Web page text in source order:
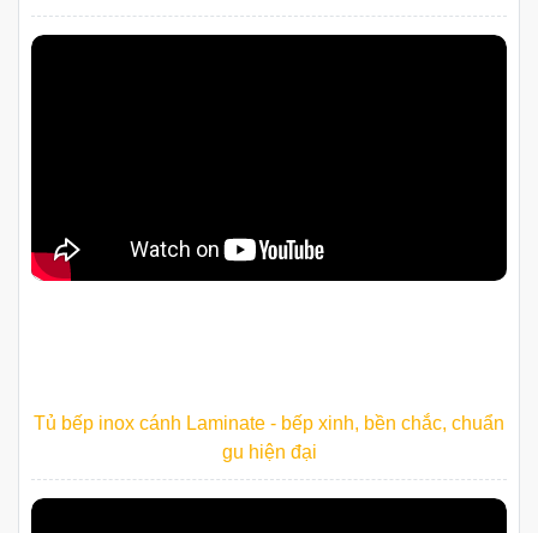
Tủ bếp inox cánh Laminate - bếp xinh, bền chắc, chuẩn
gu hiện đại